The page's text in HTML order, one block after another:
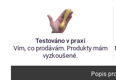
Testováno v praxi
Vím, co prodávám. Produkty mám
vyzkoušené.
Popis